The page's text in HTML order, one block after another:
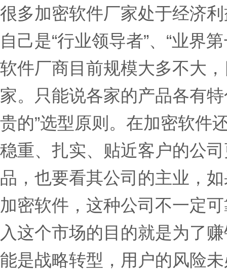
很多加密软件厂家处于经济
自己是“行业领导者”、“业界
软件厂商目前规模大多不大
家。只能说各家的产品各有
贵的”选型原则。在加密软件
稳重、扎实、贴近客户的公
品，也要看其公司的主业，
加密软件，这种公司不一定
入这个市场的目的就是为了
能是战略转型，用户的风险